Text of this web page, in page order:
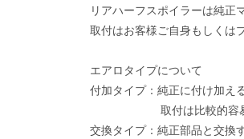
リアハーフスポイラーは純正
取付はお客様ご自身もしくは
エアロタイプについて
付加タイプ：純正に付け加え
取付は比較的容易です
交換タイプ：純正部品と交換